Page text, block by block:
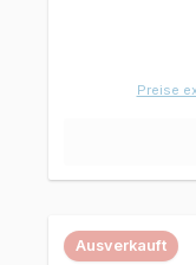
Preise
Ausverkauft